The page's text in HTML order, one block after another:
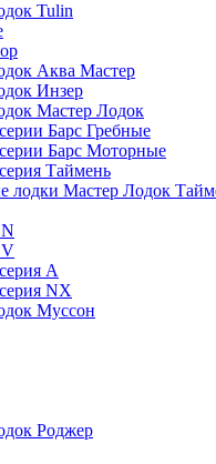
Tulin
Аква Мастер
Инзер
Мастер Лодок
Барс Гребные
Барс Моторные
Таймень
лодки Мастер Лодок
А
NX
Муссон
Роджер